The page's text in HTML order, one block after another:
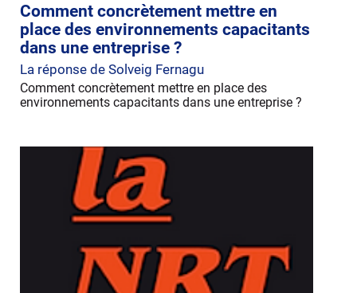
Comment concrètement mettre en
place des environnements capacitants
dans une entreprise ?
La réponse de Solveig Fernagu
Comment concrètement mettre en place des
environnements capacitants dans une entreprise ?